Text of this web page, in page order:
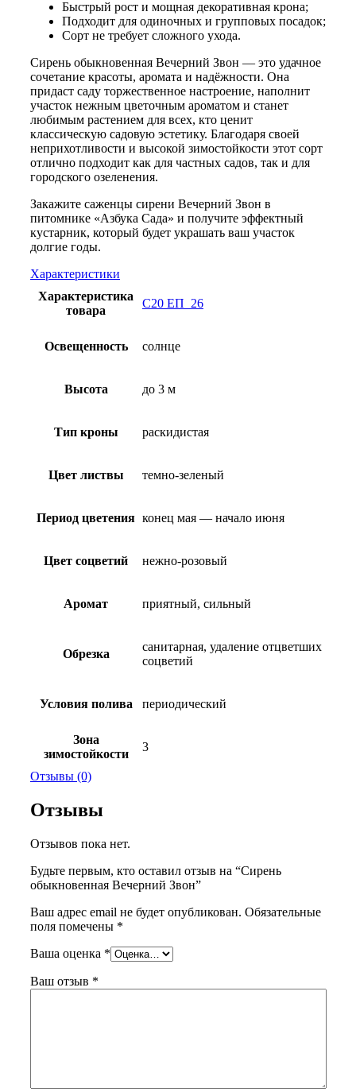
Быстрый рост и мощная декоративная крона;
Подходит для одиночных и групповых посадок;
Сорт не требует сложного ухода.
Сирень обыкновенная Вечерний Звон — это удачное
сочетание красоты, аромата и надёжности. Она
придаст саду торжественное настроение, наполнит
участок нежным цветочным ароматом и станет
любимым растением для всех, кто ценит
классическую садовую эстетику. Благодаря своей
неприхотливости и высокой зимостойкости этот сорт
отлично подходит как для частных садов, так и для
городского озеленения.
Закажите саженцы сирени Вечерний Звон в
питомнике «Азбука Сада» и получите эффектный
кустарник, который будет украшать ваш участок
долгие годы.
Характеристики
Характеристика
товара
С20 ЕП_26
Освещенность солнце
Высота до 3 м
Тип кроны раскидистая
Цвет листвы темно-зеленый
Период цветения конец мая — начало июня
Цвет соцветий нежно-розовый
Аромат приятный, сильный
Обрезка
санитарная, удаление отцветших
соцветий
Условия полива периодический
Зона
зимостойкости
3
Отзывы (0)
Отзывы
Отзывов пока нет.
Будьте первым, кто оставил отзыв на “Сирень
обыкновенная Вечерний Звон”
Ваш адрес email не будет опубликован. Обязательные
поля помечены *
Ваша оценка *
Ваш отзыв *